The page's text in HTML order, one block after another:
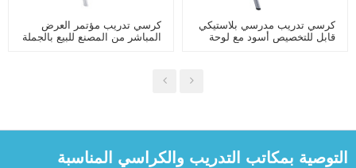
كرسي تدريب مدرسي بلاستيكي
قابل للتخصيص أسود مع لوحة
كرسي تدريب مؤتمر العرض
المباشر من المصنع للبيع بالجملة
التوصية بمكاتب التدريب والكراسي المناسبة